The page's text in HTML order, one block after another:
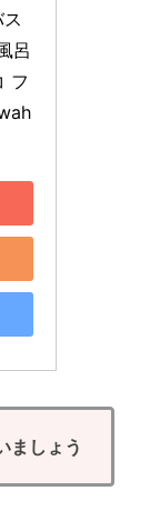
呂
フ
ましょう